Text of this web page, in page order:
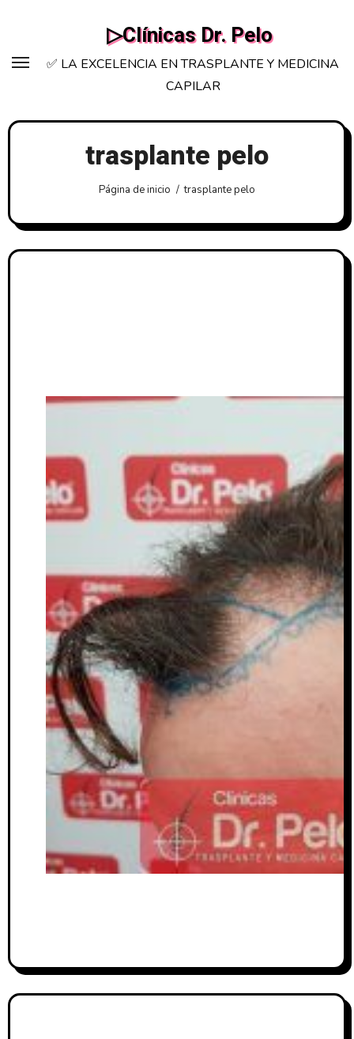
contenido
▷Clínicas Dr. Pelo
✅ LA EXCELENCIA EN TRASPLANTE Y MEDICINA
CAPILAR
trasplante pelo
Página de inicio trasplante pelo